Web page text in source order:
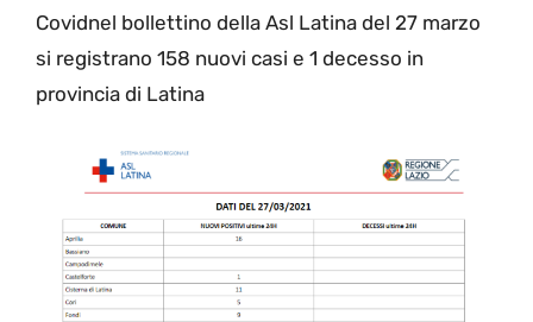
Covidnel bollettino della Asl Latina del 27 marzo
si registrano 158 nuovi casi e 1 decesso in
provincia di Latina